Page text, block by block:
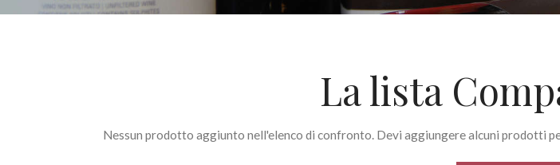
La lista
Nessun prodotto aggiunto nell'elenco di confronto. Devi aggiungere alcuni prodotti